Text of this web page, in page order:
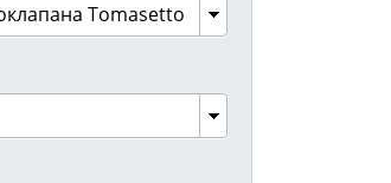
Tomasetto